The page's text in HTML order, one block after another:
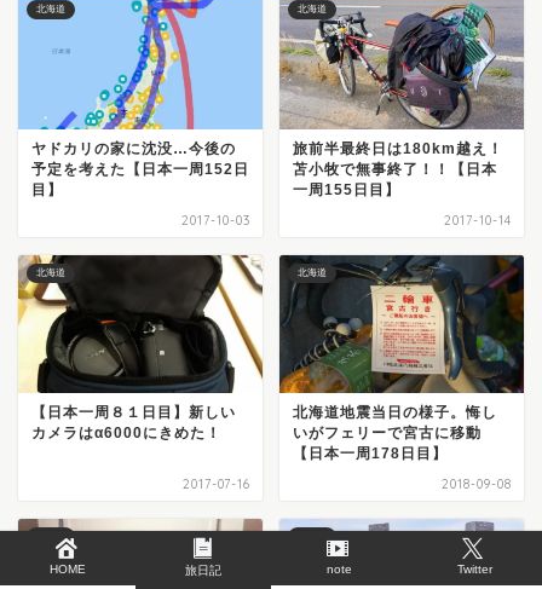
北海道
ヤドカリの家に沈没…今後の
予定を考えた【日本一周152日
目】
2017-10-03
北海道
旅前半最終日は180km越え！
苫小牧で無事終了！！【日本
一周155日目】
2017-10-14
北海道
【日本一周８１日目】新しい
カメラはα6000にきめた！
2017-07-16
北海道
北海道地震当日の様子。悔し
いがフェリーで宮古に移動
【日本一周178日目】
2018-09-08
北海道
HOME 旅日記 note Twitter